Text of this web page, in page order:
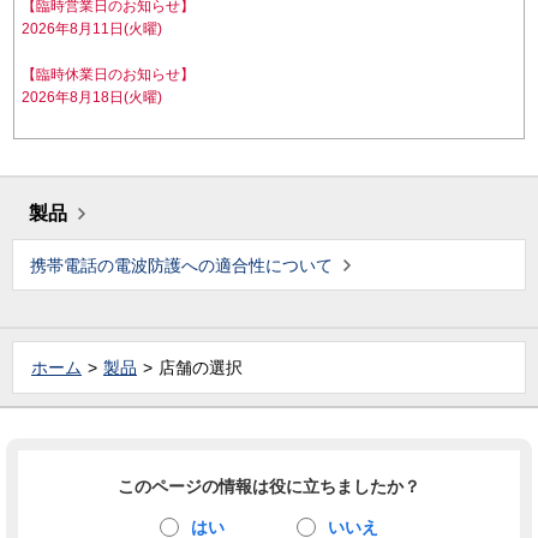
【臨時営業日のお知らせ】
2026年8月11日(火曜)
【臨時休業日のお知らせ】
2026年8月18日(火曜)
製品
携帯電話の電波防護への適合性について
ホーム 製品 店舗の選択
このページの情報は役に立ちましたか？
はい いいえ